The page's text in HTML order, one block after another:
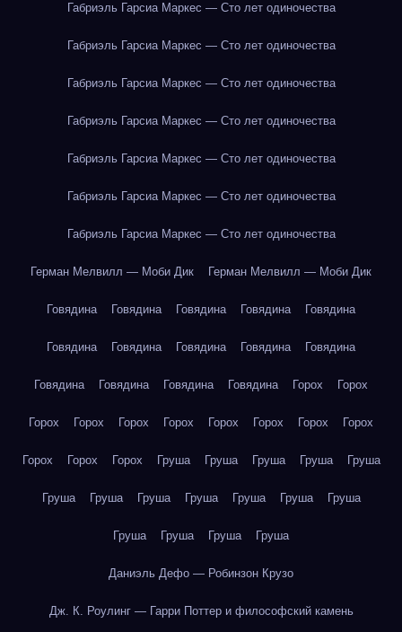
Габриэль Гарсиа Маркес — Сто лет одиночества
Габриэль Гарсиа Маркес — Сто лет одиночества
Габриэль Гарсиа Маркес — Сто лет одиночества
Габриэль Гарсиа Маркес — Сто лет одиночества
Габриэль Гарсиа Маркес — Сто лет одиночества
Габриэль Гарсиа Маркес — Сто лет одиночества
Габриэль Гарсиа Маркес — Сто лет одиночества
Герман Мелвилл — Моби Дик Герман Мелвилл — Моби Дик
Говядина Говядина Говядина Говядина Говядина
Говядина Говядина Говядина Говядина Говядина
Говядина Говядина Говядина Говядина Горох Горох
Горох Горох Горох Горох Горох Горох Горох Горох
Горох Горох Горох Груша Груша Груша Груша Груша
Груша Груша Груша Груша Груша Груша Груша
Груша Груша Груша Груша
Даниэль Дефо — Робинзон Крузо
Дж. К. Роулинг — Гарри Поттер и философский камень